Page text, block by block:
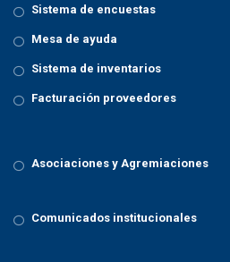
Sistema de encuestas
Mesa de ayuda
Sistema de inventarios
Facturación proveedores
Asociaciones y Agremiaciones
Comunicados institucionales